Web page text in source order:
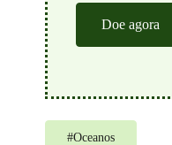
Doe agora
#Oceanos